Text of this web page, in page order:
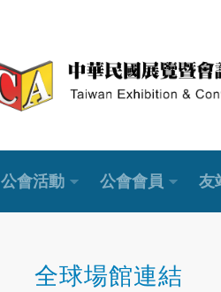
公會活動 公會會員 友
全球場館連結